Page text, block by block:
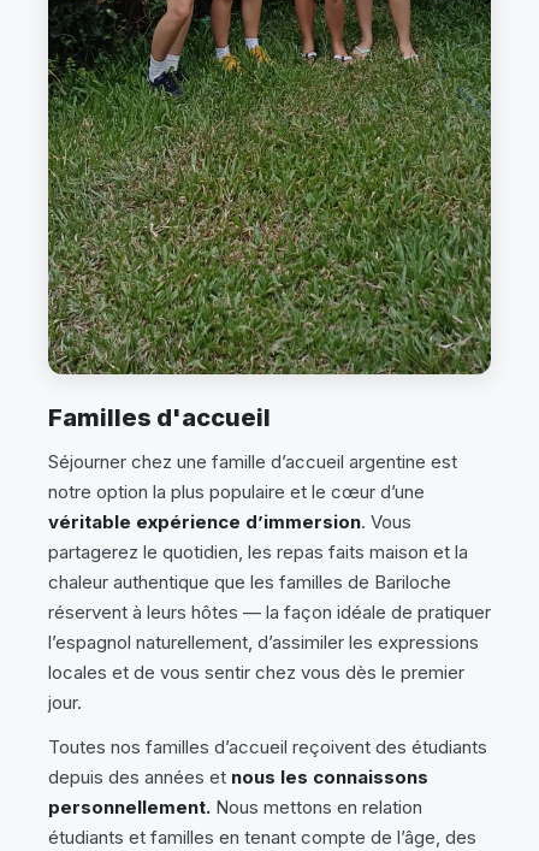
Familles d'accueil
Séjourner chez une famille d’accueil argentine est
notre option la plus populaire et le cœur d’une
véritable expérience d’immersion. Vous
partagerez le quotidien, les repas faits maison et la
chaleur authentique que les familles de Bariloche
réservent à leurs hôtes — la façon idéale de pratiquer
l’espagnol naturellement, d’assimiler les expressions
locales et de vous sentir chez vous dès le premier
jour.
Toutes nos familles d’accueil reçoivent des étudiants
depuis des années et nous les connaissons
personnellement. Nous mettons en relation
étudiants et familles en tenant compte de l’âge, des